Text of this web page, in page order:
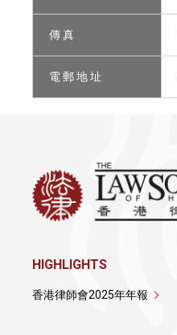
傳 真
電 郵 地 址
HIGHLIGHTS
香港律師會2025年年報